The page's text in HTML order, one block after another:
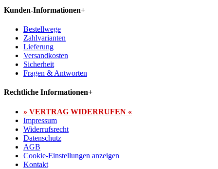
Kunden-Informationen+
Bestellwege
Zahlvarianten
Lieferung
Versandkosten
Sicherheit
Fragen & Antworten
Rechtliche Informationen+
» VERTRAG WIDERRUFEN «
Impressum
Widerrufsrecht
Datenschutz
AGB
Cookie-Einstellungen anzeigen
Kontakt